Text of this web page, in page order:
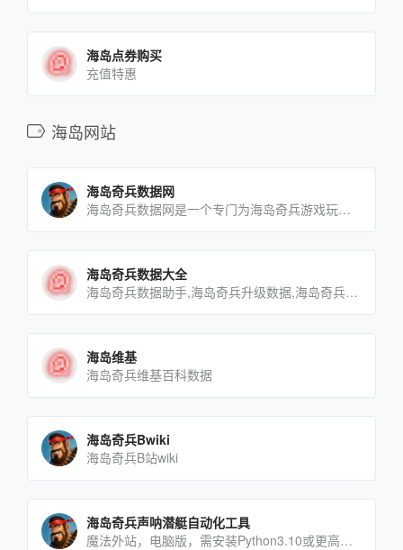
海岛点券购买
充值特惠
海岛网站
海岛奇兵数据网
海岛奇兵数据网是一个专门为海岛奇兵游戏玩家提供各种数据和攻略的网站。你可以在这里查看核心建筑、部队、战舰武器、[…]
海岛奇兵数据大全
海岛奇兵数据助手,海岛奇兵升级数据,海岛奇兵部队数据,海岛奇兵原型数据,海岛奇兵临时兵种数据,海岛奇兵兵种,海[…]
海岛维基
海岛奇兵维基百科数据
海岛奇兵Bwiki
海岛奇兵B站wiki
海岛奇兵声呐潜艇自动化工具
魔法外站，电脑版，需安装Python3.10或更高版本（需要较强动手能力）UP（三角函数KH）：https[…]